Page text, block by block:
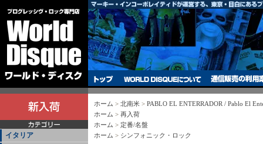
イタリア
ホーム > 北南米 > PABLO EL ENTERRADOR / Pablo El
ホーム > 再入荷
ホーム > 定番/名盤
ホーム > シンフォニック・ロック